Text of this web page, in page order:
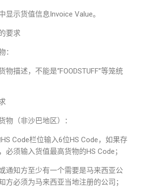
显示货值信息Invoice Value。
要求
：
物描述，不能是“FOODSTUFF”等笼统
物（非沙巴地区）：
Code栏位输入6位HS Code，如果存
必须输入货值最高货物的HS Code；
通知方至少有一个需要是马来西亚公
方必须为马来西亚当地注册的公司；